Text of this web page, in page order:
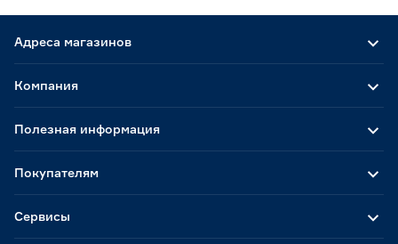
Адреса магазинов
Компания
Полезная информация
Покупателям
Сервисы